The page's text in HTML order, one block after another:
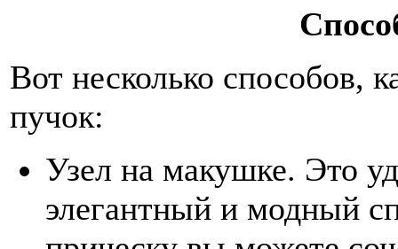
Вот несколько способов,
пучок:
Узел на макушке. Это
элегантный и модный